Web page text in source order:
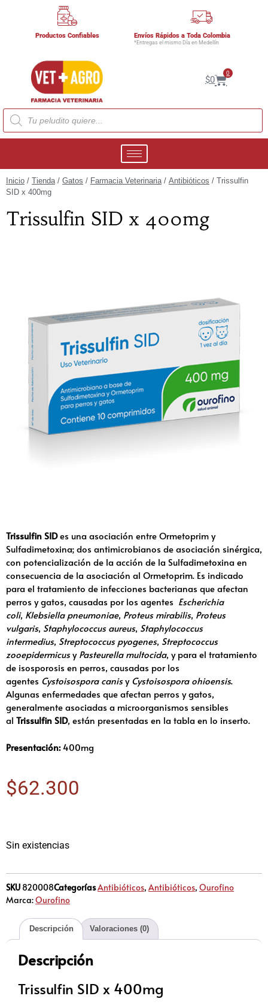
Productos Confiables Envíos Rápidos a Toda Colombia
*Entregas el mismo Día en Medellín
$0
0
Inicio / Tienda/ Gatos / Farmacia Veterinaria/ Antibióticos / Trissulfin
SID x 400mg
Trissulfin SID x 400mg
Trissulfin SIDes una asociación entre Ormetoprim y
Sulfadimetoxina; dos antimicrobianos de asociación sinérgica,
con potencialización de la acción de la Sulfadimetoxina en
consecuencia de la asociación al Ormetoprim. Es indicado
para el tratamiento de infecciones bacterianas que afectan
perros y gatos, causadas por los agentes Escherichia
coli, Klebsiella pneumoniae, Proteus mirabilis, Proteus
vulgaris, Staphylococcus aureus, Staphylococcus
intermedius, Streptococcus pyogenes, Streptococcus
zooepidermicusyPasteurella multocida, y para el tratamiento
de isosporosis en perros, causadas por los
agentes Cystoisospora canisyCystoisospora ohioensis.
Algunas enfermedades que afectan perros y gatos,
generalmente asociadas a microorganismos sensibles
al Trissulfin SID, están presentadas en la tabla en lo inserto.
Presentación:400mg
$62.300
Sin existencias
SKU 820008CategoríasAntibióticos, Antibióticos, Ourofino
Marca:Ourofino
Descripción Valoraciones (0)
Descripción
Trissulfin SID x 400mg